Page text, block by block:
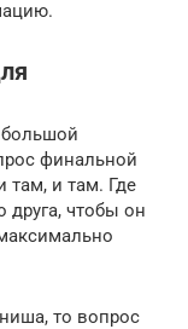
финальной
там, и там. Где
друга, чтобы он
то вопрос